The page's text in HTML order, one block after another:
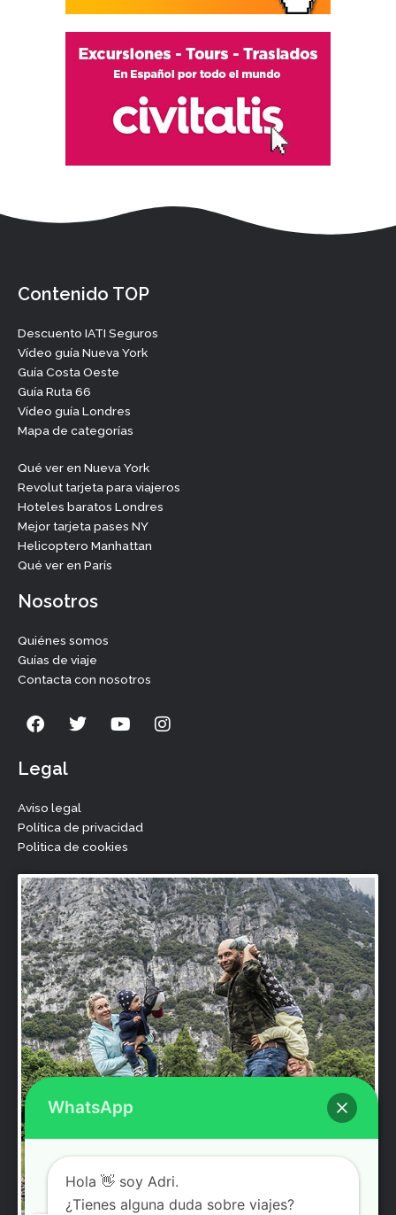
Contenido TOP
Descuento IATI Seguros
Vídeo guía Nueva York
Guía Costa Oeste
Guía Ruta 66
Vídeo guía Londres
Mapa de categorías
Qué ver en Nueva York
Revolut tarjeta para viajeros
Hoteles baratos Londres
Mejor tarjeta pases NY
Helicoptero Manhattan
Qué ver en París
Nosotros
Quiénes somos
Guías de viaje
Contacta con nosotros
F
a
e
b
o
o
k
T
w
e
r
Y
o
e
I
n
Legal
Aviso legal
Política de privacidad
Politica de cookies
WhatsApp
Hola 👋 soy Adri.
¿Tienes alguna duda sobre viajes?